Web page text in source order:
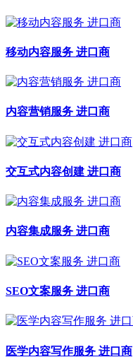
移动内容服务 进口商
内容营销服务 进口商
交互式内容创建 进口商
内容集成服务 进口商
SEO文案服务 进口商
医学内容写作服务 进口商